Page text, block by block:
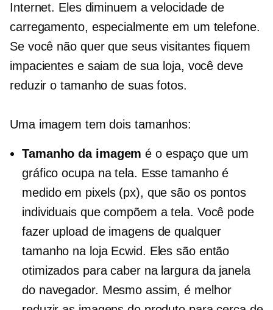
Internet. Eles diminuem a velocidade de
carregamento, especialmente em um telefone.
Se você não quer que seus visitantes fiquem
impacientes e saiam de sua loja, você deve
reduzir o tamanho de suas fotos.
Uma imagem tem dois tamanhos:
Tamanho da imagem é o espaço que um
gráfico ocupa na tela. Esse tamanho é
medido em pixels (px), que são os pontos
individuais que compõem a tela. Você pode
fazer upload de imagens de qualquer
tamanho na loja Ecwid. Eles são então
otimizados para caber na largura da janela
do navegador. Mesmo assim, é melhor